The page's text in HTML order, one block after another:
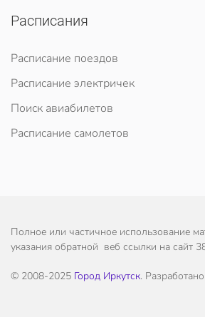
Расписания
Расписание поездов
Расписание электричек
Поиск авиабилетов
Расписание самолетов
Полное или частичное использование
указания обратной веб ссылки на сайт
© 2008-2025 Город Иркутск.